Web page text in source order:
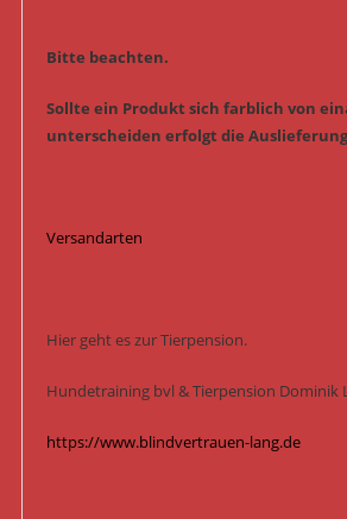
Bitte beachten.
Sollte ein Produkt sich farblich von
unterscheiden erfolgt die
Versandarten
Hier geht es zur Tierpension.
Hundetraining bvl & Tierpension Dominik
https://www.blindvertrauen-lang.de